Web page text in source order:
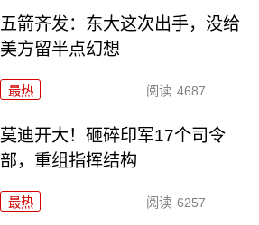
五箭齐发：东大这次出手，没给
美方留半点幻想
最热 阅读 4687
莫迪开大！砸碎印军17个司令
部，重组指挥结构
最热 阅读 6257